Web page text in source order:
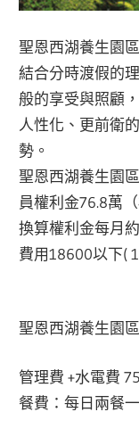
聖恩西湖養生園
結合分時渡假的
般的享受與照顧
人性化、更前衛
勢。
聖恩西湖養生園
員權利金76.8萬
換算權利金每月
費用18600以下(
聖恩西湖養生園
管理費 +水電費
餐費：每日兩餐